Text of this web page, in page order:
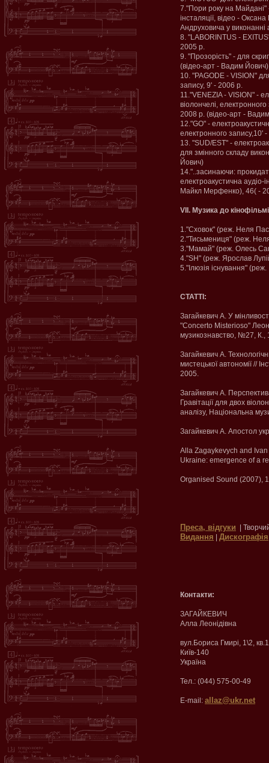
7."Пори року на Майдані"
інсталяції, відео -
Андруховича у
8. "LABORINTUS -
2005 р.
9. "Прозорість" - для
(відео-арт - Вадим
10. "PAGODE - VISION"
запису, 9' - 2006 р.
11."VENEZIA - VISION" -
віолончелі,
2008 р. (відео-арт -
12."GO" -
електронного запису,10'
13. "SUD/EST" -
для змінного складу
Йович)
14."..засинаючи:
електроакустична
Майкл Мерфенко), 46( -
VІІ. Музика до
1."Сховок" (реж. Неля
2."Тисьмениця" (реж.
3."Мамай" (реж. Олесь
4."SH" (реж. Ярослав
5."Ілюзія існування"
СТАТТІ:
Загайкевич А. У
"Сoncerto Misterioso"
музикознавство, №27, К.,
Загайкевич А.
мистецької автономії //
2005.
Загайкевич А.
Гравітації для двох
аналізу, Національна
Загайкевич А. Апостол
Alla Zagaykevych and
Ukraine: emergence of a
Organised Sound (2007),
Преса, відгуки |
Видання Дискографія
Контакти:
ЗАГАЙКЕВИЧ
Алла Леонідівна
вул.Бориса Гмирі, 1\2,
Київ-140
Україна
Тел.: (044) 575-00-49
E-mail: allaz@ukr.net